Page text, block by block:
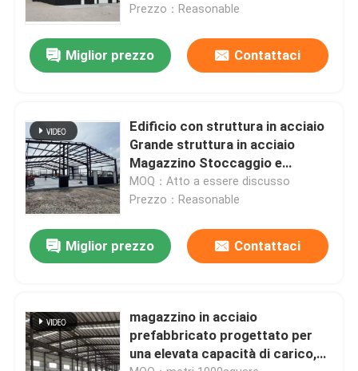
Prodotti
layout personalizzabile
acciaio ad alta resistenza
resistente alle intemperie
Prezzo：Reasonable
Miglior prezzo Contattaci
Edificio con struttura in acciaio
Grande struttura in acciaio
Magazzino Stoccaggio e
strutture Prezzo Basso costo
Commerciale Industriale
Design moderno Impianti
siderurgici di alta qualità
MOQ：Atto a essere discusso
Prezzo：Reasonable
Miglior prezzo Contattaci
magazzino in acciaio
prefabbricato progettato per
una elevata capacità di carico,